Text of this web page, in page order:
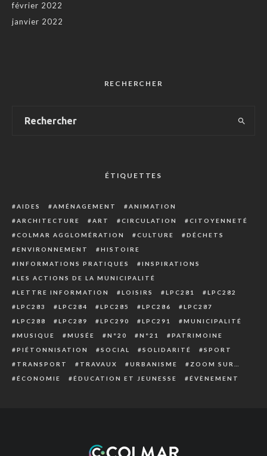
février 2022
janvier 2022
RECHERCHER
ÉTIQUETTES
AIDES AMÉNAGEMENT
ANIMATION
ARCHITECTURE
ART CIRCULATION
CITOYENNETÉ
COLMAR AGGLOMÉRATION
CULTURE
DÉCHETS
ENVIRONNEMENT
HISTOIRE
INFORMATIONS PRATIQUES
INSPIRATIONS
LES ACTIONS DE LA MUNICIPALITÉ
LETTRE INFORMATION
LOISIRS LPC281
LPC282
LPC283
LPC284 LPC285 LPC286
LPC287
LPC288
LPC289 LPC290 LPC291
MUNICIPALITÉ
MUSIQUE
MUSÉE N°20 N°21
PATRIMOINE
PIÉTONNISATION
SOCIAL SOLIDARITÉ
SPORT
TRANSPORT
TRAVAUX URBANISME
ZOOM SUR…
ÉCONOMIE
ÉDUCATION ET JEUNESSE ÉVÈNEMENT